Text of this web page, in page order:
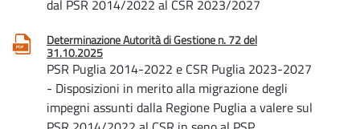
dal PSR 2014/2022 al CSR 2023/2027
Determinazione Autorità di Gestione n. 72 del
31.10.2025
PSR Puglia 2014-2022 e CSR Puglia 2023-2027
- Disposizioni in merito alla migrazione degli
impegni assunti dalla Regione Puglia a valere sul